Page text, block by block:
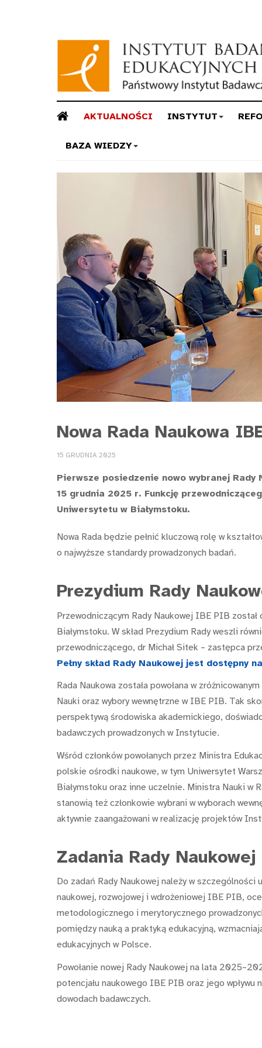
AKTUALNOŚCI INSTYTUT
BAZA WIEDZY
Nowa Rada Naukowa
15 GRUDNIA 2025
Pierwsze posiedzenie nowo wybranej
15 grudnia 2025 r. Funkcję
Uniwersytetu w Białymstoku.
Nowa Rada będzie pełnić kluczową rolę w
o najwyższe standardy prowadzonych badań.
Prezydium Rady
Przewodniczącym Rady Naukowej IBE PIB
Białymstoku. W skład Prezydium Rady weszli
przewodniczącego, dr Michał Sitek – zastępca
Pełny skład Rady Naukowej jest dostępny
Rada Naukowa została powołana w
Nauki oraz wybory wewnętrzne w IBE PIB. Tak
perspektywą środowiska akademickiego,
badawczych prowadzonych w Instytucie.
Wśród członków powołanych przez Ministra
polskie ośrodki naukowe, w tym Uniwersytet
Białymstoku oraz inne uczelnie. Ministra Nauki w
stanowią też członkowie wybrani w wyborach
aktywnie zaangażowani w realizację projektów
Zadania Rady
Do zadań Rady Naukowej należy w
naukowej, rozwojowej i wdrożeniowej IBE PIB,
metodologicznego i merytorycznego
pomiędzy nauką a praktyką edukacyjną,
edukacyjnych w Polsce.
Powołanie nowej Rady Naukowej na lata
potencjału naukowego IBE PIB oraz jego
dowodach badawczych.